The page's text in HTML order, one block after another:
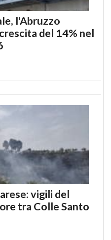
l'Abruzzo
del 14% nel
vigili del
tra Colle Santo